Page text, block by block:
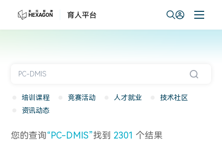
培训课程 竞赛活动 人才就业
技术社区
资讯动态
您的查询“PC-DMIS”找到 2301 个结果